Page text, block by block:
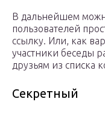
В дальнейшем
пользователей
ссылку. Или, как
участники беседы
друзьям из списка
Секретный